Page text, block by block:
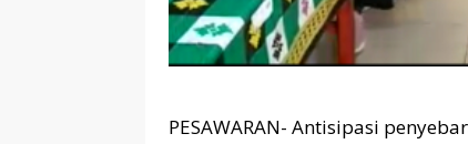
PESAWARAN- Antisipasi